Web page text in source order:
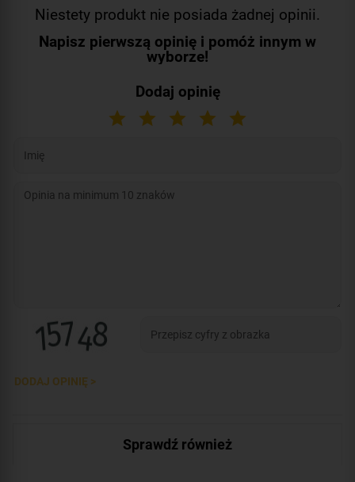
Niestety produkt nie posiada żadnej opinii.
Napisz pierwszą opinię i pomóż innym w
wyborze!
Dodaj opinię
DODAJ OPINIĘ >
Sprawdź również